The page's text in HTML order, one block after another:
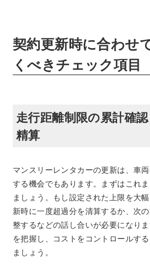
契約更新時に合わせ
くべきチェック項目
走行距離制限の累計確
精算
マンスリーレンタカーの更新は、車
する機会でもあります。まずはこれ
ましょう。もし設定された上限を大
新時に一度超過分を清算するか、次
整するなどの話し合いが必要になり
を把握し、コストをコントロールす
ましょう。